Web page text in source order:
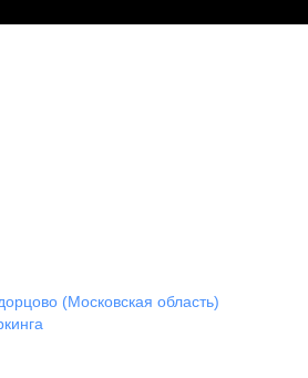
(Московская область)